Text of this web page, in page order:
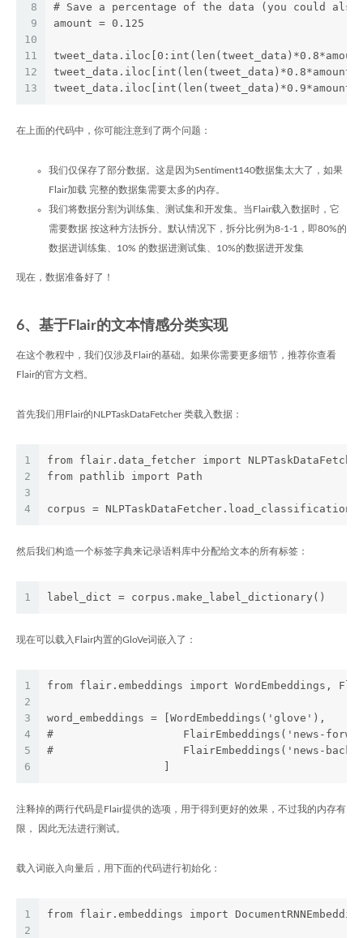
8
9
10
11
12
13
# Save a percentage of the data (you could
amount = 0.125
在上面的代码中，你可能注意到了两个问题：
我们仅保存了部分数据。这是因为Sentiment140数据集太大了，如果
Flair加载 完整的数据集需要太多的内存。
我们将数据分割为训练集、测试集和开发集。当Flair载入数据时，它
需要数据 按这种方法拆分。默认情况下，拆分比例为8-1-1，即80%的
数据进训练集、10% 的数据进测试集、10%的数据进开发集
现在，数据准备好了！
6、基于Flair的文本情感分类实现
在这个教程中，我们仅涉及Flair的基础。如果你需要更多细节，推荐你查看
Flair的官方文档。
首先我们用Flair的NLPTaskDataFetcher 类载入数据：
1
2
3
4
from flair.data_fetcher import
from pathlib import Path
corpus =
然后我们构造一个标签字典来记录语料库中分配给文本的所有标签：
1 label_dict = corpus.make_label_dictionary()
现在可以载入Flair内置的GloVe词嵌入了：
1
2
3
4
5
6
from flair.embeddings import WordEmbeddings,
word_embeddings = [WordEmbeddings('glove'),
#                    FlairEmbeddings('news-
#                    FlairEmbeddings('news-
注释掉的两行代码是Flair提供的选项，用于得到更好的效果，不过我的内存有
限， 因此无法进行测试。
载入词嵌入向量后，用下面的代码进行初始化：
1
2
from flair.embeddings import